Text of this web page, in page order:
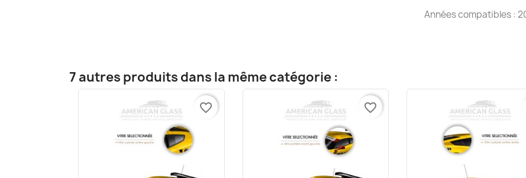
Années compatibles :
7 autres produits dans la même catégorie :
favorite_border favorite_border